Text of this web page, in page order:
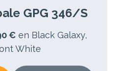
GPG 346/S
€ en Black Galaxy,
White